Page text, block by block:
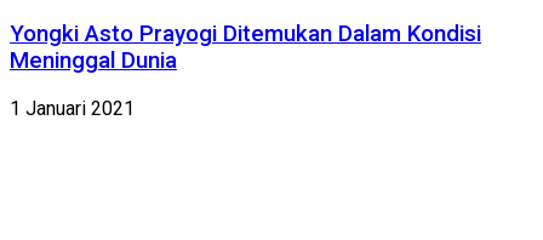
Yongki Asto Prayogi Ditemukan Dalam Kondisi
Meninggal Dunia
1 Januari 2021